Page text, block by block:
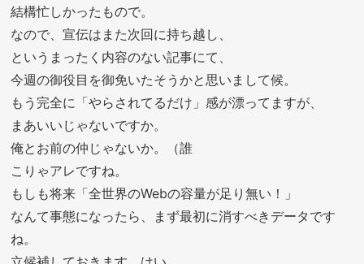
結構忙しかったもので。
なので、宣伝はまた次回に持ち越し、
というまったく内容のない記事にて、
今週の御役目を御免いたそうかと思いまして候。
もう完全に「やらされてるだけ」感が漂ってますが、
まあいいじゃないですか。
俺とお前の仲じゃないか。（誰
こりゃアレですね。
もしも将来「全世界のWebの容量が足り無い！」
なんて事態になったら、まず最初に消すべきデータです
ね。